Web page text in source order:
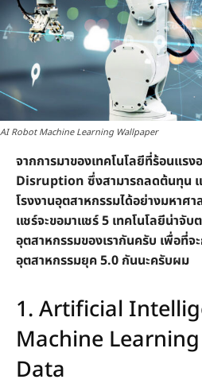
AI Robot Machine Learning Wallpaper
จากการมาของเทคโนโลยีที่ร้อนแร
Disruption ซึ่งสามารถลดต้นทุน แ
โรงงานอุตสาหกรรมได้อย่างมหาศ
แชร์จะขอมาแชร์ 5 เทคโนโลยีน่าจับ
อุตสาหกรรมของเรากันครับ เพื่อที่จะ
อุตสาหกรรมยุค 5.0 กันนะครับผม
1. Artificial
Machine Learning
Data